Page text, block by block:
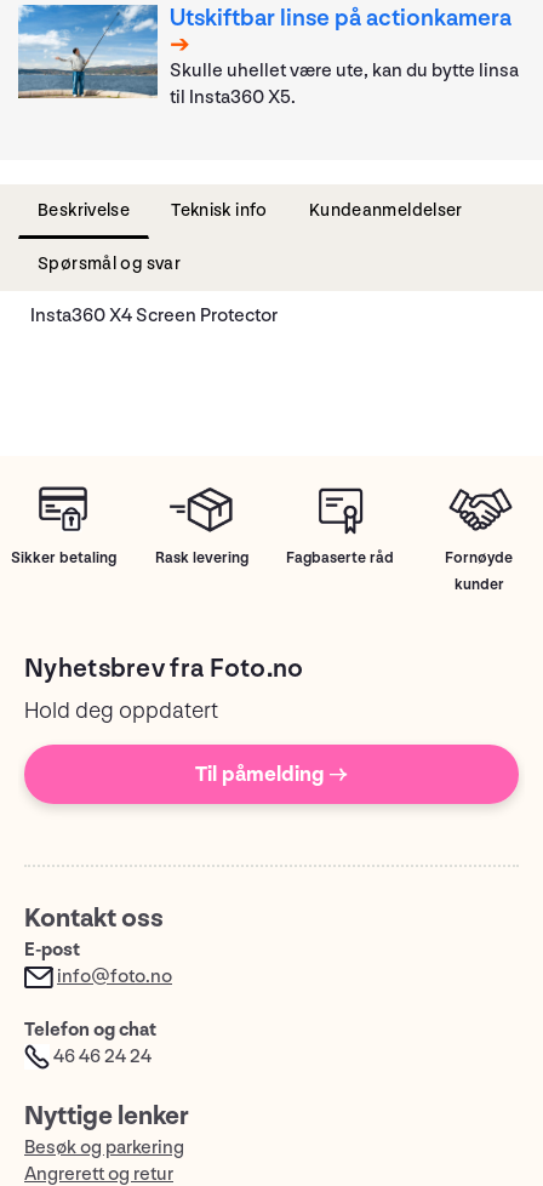
Utskiftbar linse på actionkamera
Skulle uhellet være ute, kan du bytte linsa
til Insta360 X5.
Beskrivelse Teknisk info Kundeanmeldelser
Spørsmål og svar
Insta360 X4 Screen Protector
Sikker betaling Rask levering Fagbaserte råd
Fornøyde
kunder
Nyhetsbrev fra Foto.no
Hold deg oppdatert
Til påmelding →
Kontakt oss
E-post
info@foto.no
Telefon og chat
46 46 24 24
Nyttige lenker
Besøk og parkering
Angrerett og retur